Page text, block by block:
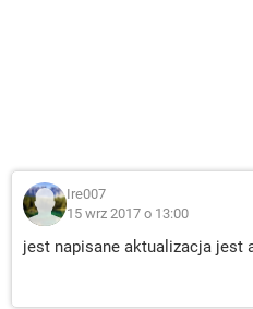
Ire007
15 wrz 2017 o 13:00
jest napisane aktualizacja jest